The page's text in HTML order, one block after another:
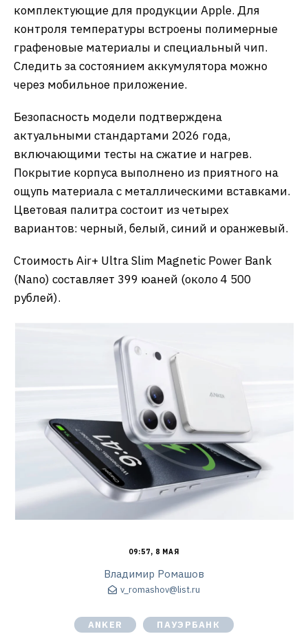
комплектующие для продукции Apple. Для
контроля температуры встроены полимерные
графеновые материалы и специальный чип.
Следить за состоянием аккумулятора можно
через мобильное приложение.
Безопасность модели подтверждена
актуальными стандартами 2026 года,
включающими тесты на сжатие и нагрев.
Покрытие корпуса выполнено из приятного на
ощупь материала с металлическими вставками.
Цветовая палитра состоит из четырех
вариантов: черный, белый, синий и оранжевый.
Стоимость Air+ Ultra Slim Magnetic Power Bank
(Nano) составляет 399 юаней (около 4 500
рублей).
09:57, 8 МАЯ
Владимир Ромашов
v_romashov@list.ru
ANKER ПАУЭРБАНК